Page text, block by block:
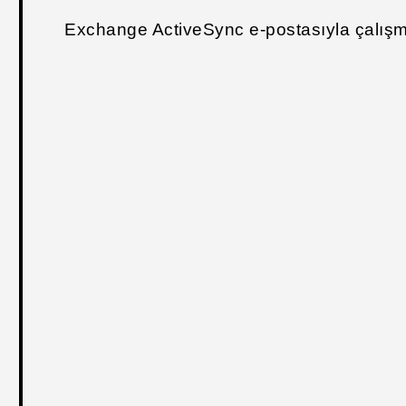
Exchange ActiveSync e-postasıyla